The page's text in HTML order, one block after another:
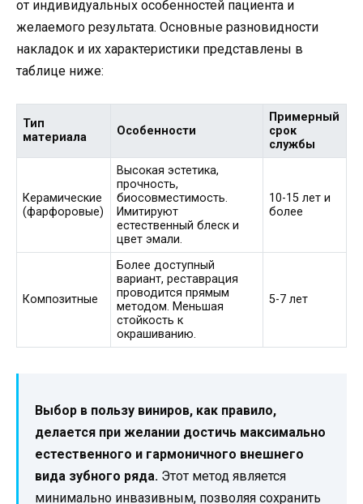
от индивидуальных особенностей пациента и
желаемого результата. Основные разновидности
накладок и их характеристики представлены в
таблице ниже:
Тип
материала
Особенности
Примерный
срок
службы
Керамические
(фарфоровые)
Высокая эстетика,
прочность,
биосовместимость.
Имитируют
естественный блеск и
цвет эмали.
10-15 лет и
более
Композитные
Более доступный
вариант, реставрация
проводится прямым
методом. Меньшая
стойкость к
окрашиванию.
5-7 лет
Выбор в пользу виниров, как правило,
делается при желании достичь максимально
естественного и гармоничного внешнего
вида зубного ряда. Этот метод является
минимально инвазивным, позволяя сохранить